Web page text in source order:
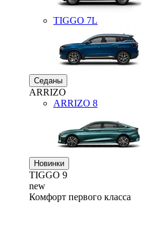
TIGGO 7L
Седаны
ARRIZO
ARRIZO 8
Новинки
TIGGO 9
new
Комфорт первого класса